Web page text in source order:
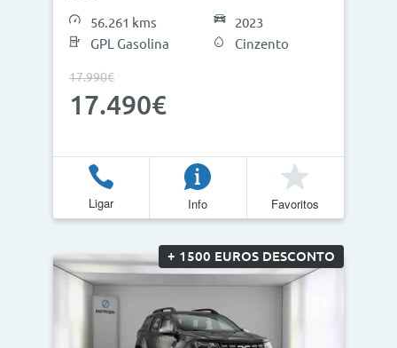
Quilómetros
270.000km
56.261 kms
GPL Gasolina
2023
Cinzento
17.990€
17.490€
Ligar Info Favoritos
+ 1500 EUROS DESCONTO